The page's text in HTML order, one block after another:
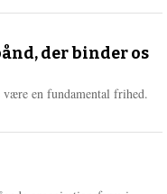
der binder os
en fundamental frihed.